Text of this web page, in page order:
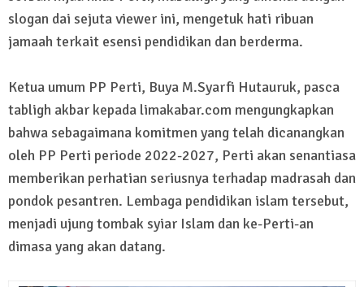
slogan dai sejuta viewer ini, mengetuk hati ribuan
jamaah terkait esensi pendidikan dan berderma.
Ketua umum PP Perti, Buya M.Syarfi Hutauruk, pasca
tabligh akbar kepada limakabar.com mengungkapkan
bahwa sebagaimana komitmen yang telah dicanangkan
oleh PP Perti periode 2022-2027, Perti akan senantiasa
memberikan perhatian seriusnya terhadap madrasah dan
pondok pesantren. Lembaga pendidikan islam tersebut,
menjadi ujung tombak syiar Islam dan ke-Perti-an
dimasa yang akan datang.